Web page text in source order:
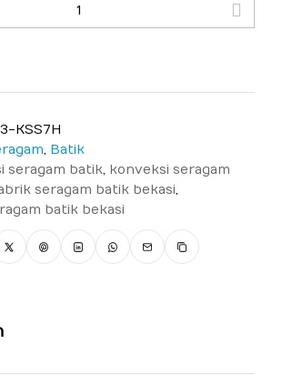
KSS7H
, Batik
seragam batik, konveksi seragam
seragam batik bekasi,
batik bekasi